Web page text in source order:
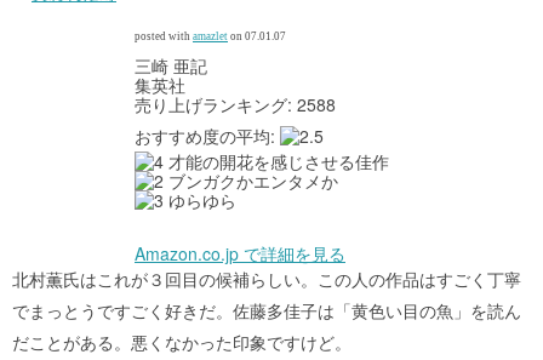
posted with amazlet on 07.01.07
三崎 亜記
集英社
売り上げランキング: 2588
おすすめ度の平均:
才能の開花を感じさせる佳作
ブンガクかエンタメか
ゆらゆら
Amazon.co.jp で詳細を見る
北村薫氏はこれが３回目の候補らしい。この人の作品はすごく丁寧
でまっとうですごく好きだ。佐藤多佳子は「黄色い目の魚」を読ん
だことがある。悪くなかった印象ですけど。